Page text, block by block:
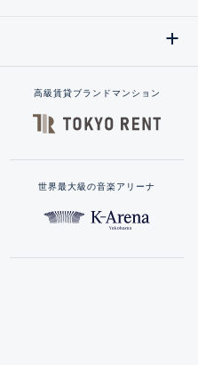
高級賃貸ブランドマンション
世界最大級の音楽アリーナ